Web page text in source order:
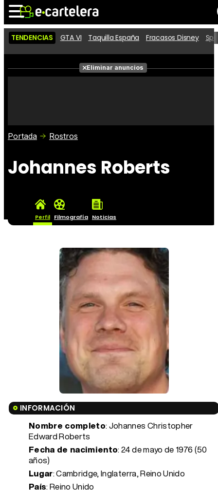
Noticias Cartelera
Películas
Críticas
TENDENCIAS GTA VI Taquilla España Fracasos Disney
Eliminar anuncios
Portada Rostros
Johannes Roberts
Perfil Filmografía Noticias
INFORMACIÓN
Nombre completo: Johannes Christopher
Edward Roberts
Fecha de nacimiento:24 de mayo de 1976 (50
años)
Lugar: Cambridge, Inglaterra, Reino Unido
País: Reino Unido